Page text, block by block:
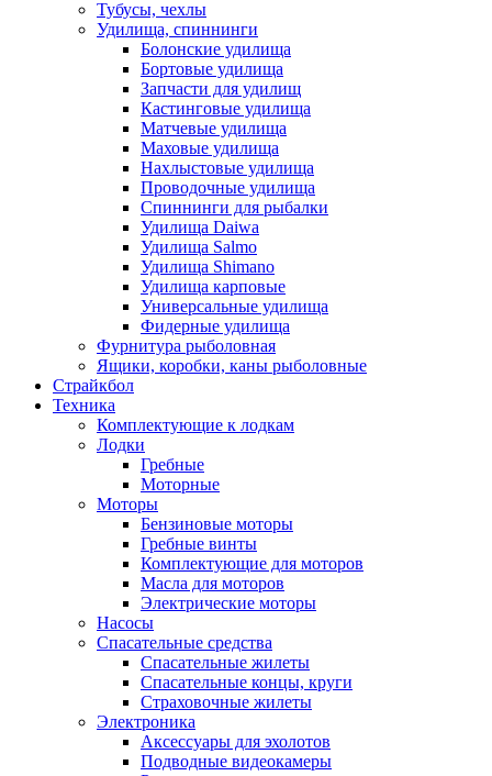
Тубусы, чехлы
Удилища, спиннинги
Болонские удилища
Бортовые удилища
Запчасти для удилищ
Кастинговые удилища
Матчевые удилища
Маховые удилища
Нахлыстовые удилища
Проводочные удилища
Спиннинги для рыбалки
Удилища Daiwa
Удилища Salmo
Удилища Shimano
Удилища карповые
Универсальные удилища
Фидерные удилища
Фурнитура рыболовная
Ящики, коробки, каны рыболовные
Страйкбол
Техника
Комплектующие к лодкам
Лодки
Гребные
Моторные
Моторы
Бензиновые моторы
Гребные винты
Комплектующие для моторов
Масла для моторов
Электрические моторы
Насосы
Спасательные средства
Спасательные жилеты
Спасательные концы, круги
Страховочные жилеты
Электроника
Аксессуары для эхолотов
Подводные видеокамеры